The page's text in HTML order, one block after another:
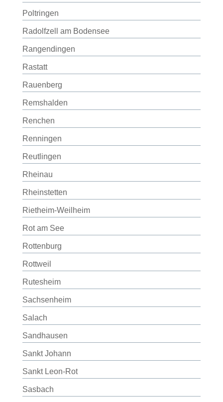
Poltringen
Radolfzell am Bodensee
Rangendingen
Rastatt
Rauenberg
Remshalden
Renchen
Renningen
Reutlingen
Rheinau
Rheinstetten
Rietheim-Weilheim
Rot am See
Rottenburg
Rottweil
Rutesheim
Sachsenheim
Salach
Sandhausen
Sankt Johann
Sankt Leon-Rot
Sasbach